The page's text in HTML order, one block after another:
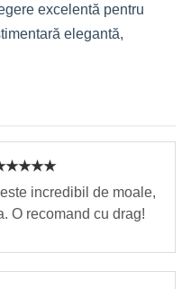
excelentă pentru
elegantă,
★★★★★
incredibil de moale,
O recomand cu drag!